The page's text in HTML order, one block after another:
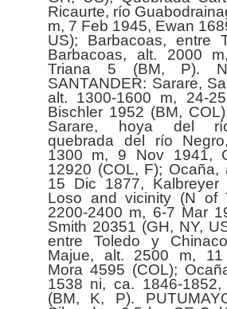
Ricaurte, río
m, 7 Feb 1945, Ewan
US); Barbacoas, entre
Barbacoas, alt. 2000
Triana 5 (BM, P).
SANTANDER: Sarare,
alt. 1300-1600 m, 24-
Bischler 1952 (BM,
Sarare, hoya del
quebrada del río
1300 m, 9 Nov 1941,
12920 (COL, F); Ocaña,
15 Dic 1877, Kalbreyer
Loso and vicinity (N of
2200-2400 m, 6-7 Mar
Smith 20351 (GH, NY,
entre Toledo y
Majue, alt. 2500 m,
Mora 4595 (COL);
1538 ni, ca. 1846-1852,
(BM, K, P).